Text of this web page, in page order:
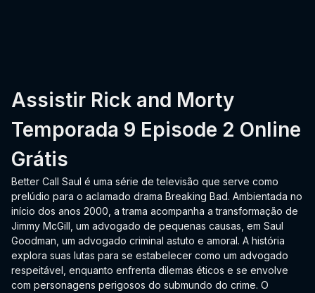
Assistir Rick and Morty
Temporada 9 Episode 2 Online
Grátis
Better Call Saul é uma série de televisão que serve como
prelúdio para o aclamado drama Breaking Bad. Ambientada no
início dos anos 2000, a trama acompanha a transformação de
Jimmy McGill, um advogado de pequenas causas, em Saul
Goodman, um advogado criminal astuto e amoral. A história
explora suas lutas para se estabelecer como um advogado
respeitável, enquanto enfrenta dilemas éticos e se envolve
com personagens perigosos do submundo do crime. O